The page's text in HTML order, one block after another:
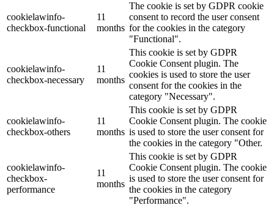
cookielawinfo-
checkbox-functional
11
months
The cookie is set by GDPR cookie
consent to record the user consent
for the cookies in the category
"Functional".
cookielawinfo-
checkbox-necessary
11
months
This cookie is set by GDPR
Cookie Consent plugin. The
cookies is used to store the user
consent for the cookies in the
category "Necessary".
cookielawinfo-
checkbox-others
11
months
This cookie is set by GDPR
Cookie Consent plugin. The cookie
is used to store the user consent for
the cookies in the category "Other.
cookielawinfo-
checkbox-
performance
11
months
This cookie is set by GDPR
Cookie Consent plugin. The cookie
is used to store the user consent for
the cookies in the category
"Performance".